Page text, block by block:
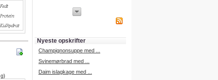
iPhone udvikling
Nyeste opskrifter
Champignonsuppe med ...
Svinemørbrad med ...
Daim islagkage med ...